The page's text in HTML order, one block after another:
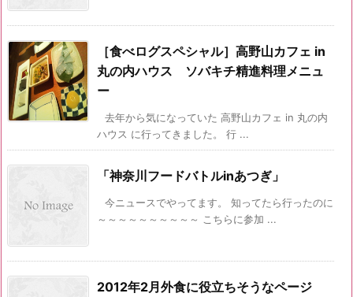
［食べログスペシャル］高野山カフェ in
丸の内ハウス ソバキチ精進料理メニュ
ー
去年から気になっていた 高野山カフェ in 丸の内
ハウス に行ってきました。 行 ...
「神奈川フードバトルinあつぎ」
今ニュースでやってます。 知ってたら行ったのに
～～～～～～～～～～ こちらに参加 ...
2012年2月外食に役立ちそうなページ